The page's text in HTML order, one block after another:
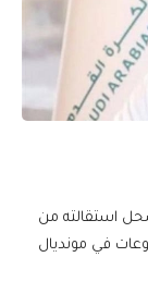
استقالته من
في مونديال